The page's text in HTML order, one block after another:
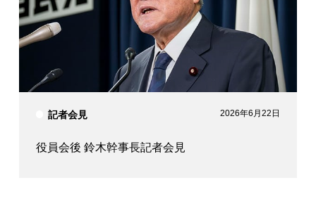
記者会見 2026年6月22日
役員会後 鈴木幹事長記者会見